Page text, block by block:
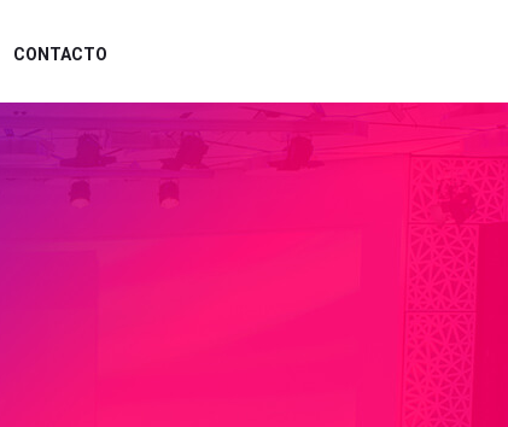
CONTACTO